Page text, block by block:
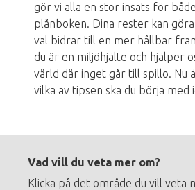
gör vi alla en stor insats för
plånboken. Dina rester kan
val bidrar till en mer hållbar
du är en miljöhjälte och hjälper
värld där inget går till spillo. Nu
vilka av tipsen ska du börja med
menuVad vill du veta mer om?
Klicka på det område du vill veta